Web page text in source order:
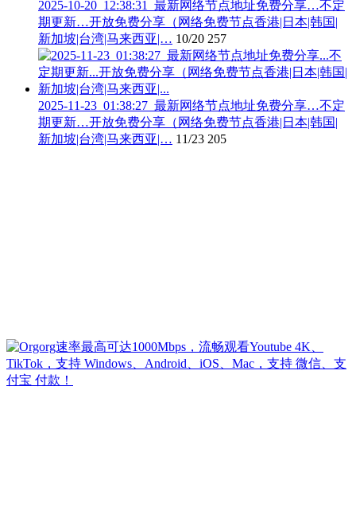
2025-10-20_12:38:31_最新网络节点地址免费分享…不定
期更新…开放免费分享（网络免费节点香港|日本|韩国|
新加坡|台湾|马来西亚|… 10/20 257
2025-11-23_01:38:27_最新网络节点地址免费分享…不定
期更新…开放免费分享（网络免费节点香港|日本|韩国|
新加坡|台湾|马来西亚|… 11/23 205